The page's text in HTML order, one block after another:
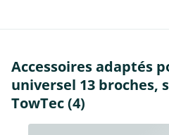
Accessoires adaptés
universel 13 broches,
TowTec (4)